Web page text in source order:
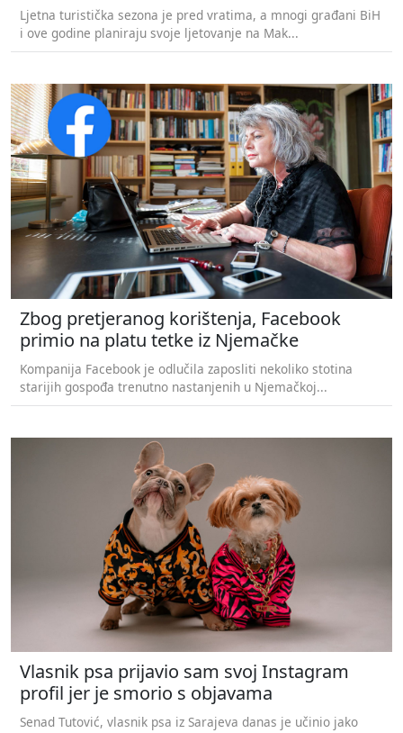
Ljetna turistička sezona je pred vratima, a mnogi građani BiH
i ove godine planiraju svoje ljetovanje na Mak...
Zbog pretjeranog korištenja, Facebook
primio na platu tetke iz Njemačke
Kompanija Facebook je odlučila zaposliti nekoliko stotina
starijih gospođa trenutno nastanjenih u Njemačkoj...
Vlasnik psa prijavio sam svoj Instagram
profil jer je smorio s objavama
Senad Tutović, vlasnik psa iz Sarajeva danas je učinio jako